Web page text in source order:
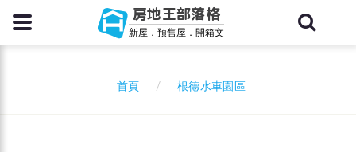
房地王部落格
新屋．預售屋．開箱文
首頁 根德水車園區